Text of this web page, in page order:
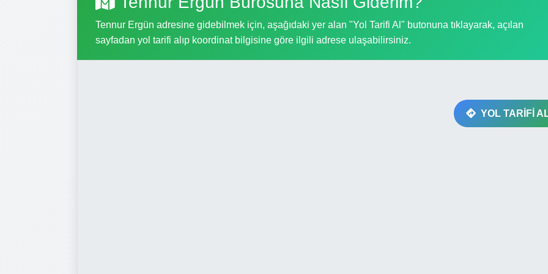
Tennur Ergün adresine gidebilmek için, aşağıdaki yer alan "Yol Tarifi Al" butonuna tıklayarak, açılan
sayfadan yol tarifi alıp koordinat bilgisine göre ilgili adrese ulaşabilirsiniz.
YOL TARİFİ